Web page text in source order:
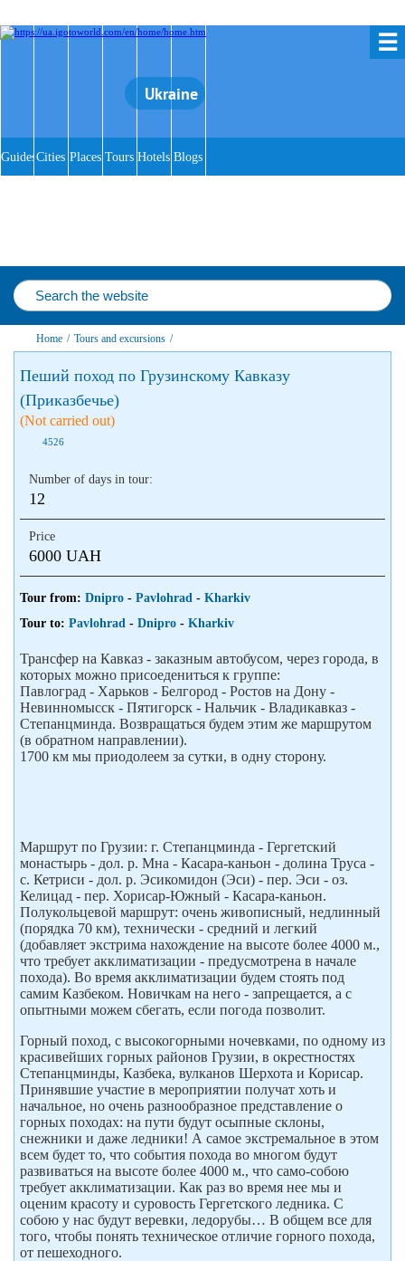
☰
Ukraine
Guides Cities Places Tours Hotels Blogs
Home / Tours and excursions /
Пеший поход по Грузинскому Кавказу
(Приказбечье)
(Not carried out)
4526
Number of days in tour:
12
Price
6000 UAH
Tour from: Dnipro - Pavlohrad - Kharkiv
Tour to: Pavlohrad - Dnipro - Kharkiv
Трансфер на Кавказ - заказным автобусом, через города, в
которых можно присоедениться к группе:
Павлоград - Харьков - Белгород - Ростов на Дону -
Невинномысск - Пятигорск - Нальчик - Владикавказ -
Степанцминда. Возвращаться будем этим же маршрутом
(в обратном направлении).
1700 км мы приодолеем за сутки, в одну сторону.
Маршрут по Грузии: г. Степанцминда - Гергетский
монастырь - дол. р. Мна - Касара-каньон - долина Труса -
с. Кетриси - дол. р. Эсикомидон (Эси) - пер. Эси - оз.
Келицад - пер. Хорисар-Южный - Касара-каньон.
Полукольцевой маршрут: очень живописный, недлинный
(порядка 70 км), технически - средний и легкий
(добавляет экстрима нахождение на высоте более 4000 м.,
что требует акклиматизации - предусмотрена в начале
похода). Во время акклиматизации будем стоять под
самим Казбеком. Новичкам на него - запрещается, а с
опытными можем сбегать, если погода позволит.
Горный поход, с высокогорными ночевками, по одному из
красивейших горных районов Грузии, в окрестностях
Степанцминды, Казбека, вулканов Шерхота и Корисар.
Принявшие участие в мероприятии получат хоть и
начальное, но очень разнообразное представление о
горных походах: на пути будут осыпные склоны,
снежники и даже ледники! А самое экстремальное в этом
всем будет то, что события похода во многом будут
развиваться на высоте более 4000 м., что само-собою
требует акклиматизации. Как раз во время нее мы и
оценим красоту и суровость Гергетского ледника. С
собою у нас будут веревки, ледорубы… В общем все для
того, чтобы понять техническое отличие горного похода,
от пешеходного.